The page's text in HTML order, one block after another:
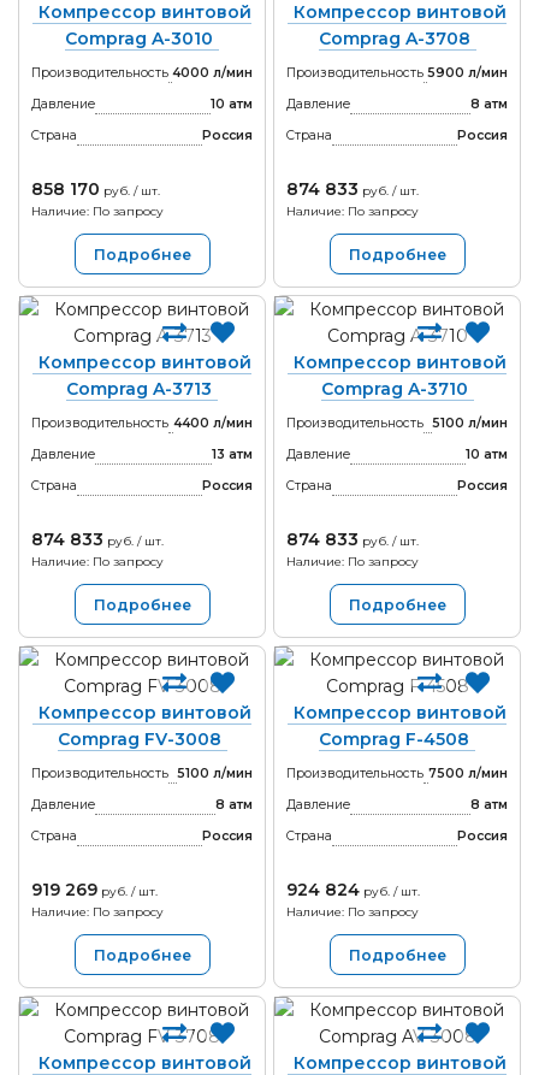
Компрессор винтовой
Comprag A-3010
Производительность 4000 л/мин
Давление
10 атм
Страна
Россия
858 170 руб. / шт.
Наличие: По запросу
Подробнее
Компрессор винтовой
Comprag A-3708
Производительность 5900 л/мин
Давление
8 атм
Страна
Россия
874 833 руб. / шт.
Наличие: По запросу
Подробнее
Компрессор винтовой
Comprag A-3713
Производительность 4400 л/мин
Давление
13 атм
Страна
Россия
874 833 руб. / шт.
Наличие: По запросу
Подробнее
Компрессор винтовой
Comprag A-3710
Производительность 5100 л/мин
Давление
10 атм
Страна
Россия
874 833 руб. / шт.
Наличие: По запросу
Подробнее
Компрессор винтовой
Comprag FV-3008
Производительность 5100 л/мин
Давление
8 атм
Страна
Россия
919 269 руб. / шт.
Наличие: По запросу
Подробнее
Компрессор винтовой
Comprag F-4508
Производительность 7500 л/мин
Давление
8 атм
Страна
Россия
924 824 руб. / шт.
Наличие: По запросу
Подробнее
Компрессор винтовой
Компрессор винтовой